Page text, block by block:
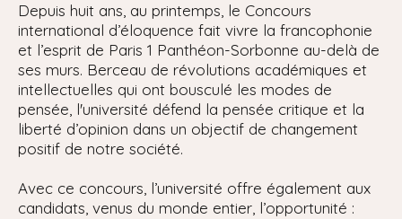
Depuis huit ans, au printemps, le Concours
international d’éloquence fait vivre la francophonie
et l’esprit de Paris 1 Panthéon-Sorbonne au-delà de
ses murs. Berceau de révolutions académiques et
intellectuelles qui ont bousculé les modes de
pensée, l'université défend la pensée critique et la
liberté d’opinion dans un objectif de changement
positif de notre société.
Avec ce concours, l’université offre également aux
candidats, venus du monde entier, l’opportunité :